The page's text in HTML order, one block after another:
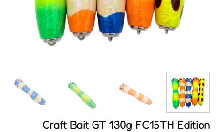
Craft Bait GT 130g FC15TH Edition